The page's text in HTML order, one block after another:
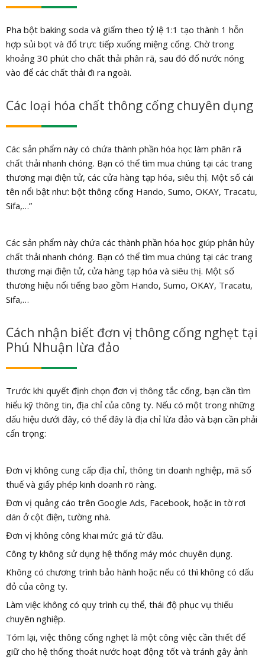
Pha bột baking soda và giấm theo tỷ lệ 1:1 tạo thành 1 hỗn
hợp sủi bọt và đổ trực tiếp xuống miệng cống. Chờ trong
khoảng 30 phút cho chất thải phân rã, sau đó đổ nước nóng
vào để các chất thải đi ra ngoài.
Các loại hóa chất thông cống chuyên dụng
Các sản phẩm này có chứa thành phần hóa học làm phân rã
chất thải nhanh chóng. Bạn có thể tìm mua chúng tại các trang
thương mại điện tử, các cửa hàng tạp hóa, siêu thị. Một số cái
tên nổi bật như: bột thông cống Hando, Sumo, OKAY, Tracatu,
Sifa,…”
Các sản phẩm này chứa các thành phần hóa học giúp phân hủy
chất thải nhanh chóng. Bạn có thể tìm mua chúng tại các trang
thương mại điện tử, cửa hàng tạp hóa và siêu thị. Một số
thương hiệu nổi tiếng bao gồm Hando, Sumo, OKAY, Tracatu,
Sifa,…
Cách nhận biết đơn vị thông cống nghẹt tại
Phú Nhuận lừa đảo
Trước khi quyết định chọn đơn vị thông tắc cống, bạn cần tìm
hiểu kỹ thông tin, địa chỉ của công ty. Nếu có một trong những
dấu hiệu dưới đây, có thể đây là địa chỉ lừa đảo và bạn cần phải
cẩn trọng:
Đơn vị không cung cấp địa chỉ, thông tin doanh nghiệp, mã số
thuế và giấy phép kinh doanh rõ ràng.
Đơn vị quảng cáo trên Google Ads, Facebook, hoặc in tờ rơi
dán ở cột điện, tường nhà.
Đơn vị không công khai mức giá từ đầu.
Công ty không sử dụng hệ thống máy móc chuyên dụng.
Không có chương trình bảo hành hoặc nếu có thì không có dấu
đỏ của công ty.
Làm việc không có quy trình cụ thể, thái độ phục vụ thiếu
chuyên nghiệp.
Tóm lại, việc thông cống nghẹt là một công việc cần thiết để
giữ cho hệ thống thoát nước hoạt động tốt và tránh gây ảnh